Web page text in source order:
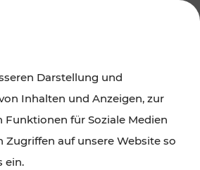
und das Burgenland
Darstellung und
Inhalten und Anzeigen, zur
Funktionen für Soziale Medien
Zugriffen auf unsere Website so
ein.